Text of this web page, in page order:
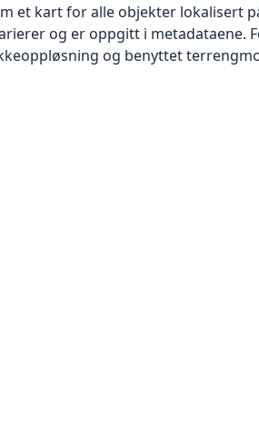
et kart for alle objekter lokalisert
og er oppgitt i metadataene.
og benyttet